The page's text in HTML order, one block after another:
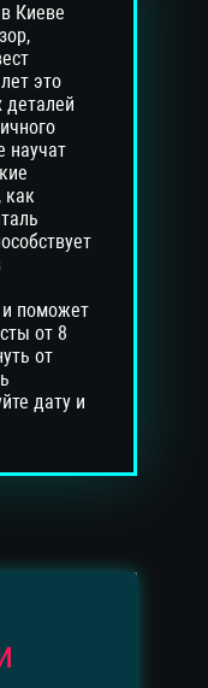
Киеве
это
научат
как
и поможет
от 8
от
дату и